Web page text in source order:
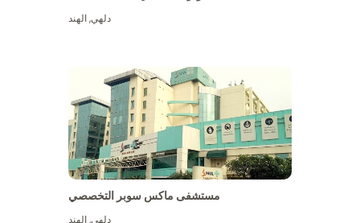
دلهي,الهند
مستشفى ماكس سوبر التخصصي
دلهي,الهند